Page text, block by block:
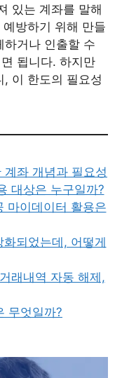
있는 계좌를 말해
방하기 위해 만들
하거나 인출할 수
됩니다. 하지만
이 한도의 필요성
좌 개념과 필요성
대상은 누구일까?
마이데이터 활용은
되었는데, 어떻게
래내역 자동 해제,
무엇일까?